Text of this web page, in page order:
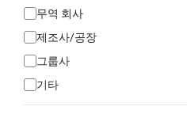
무역 회사
제조사/공장
그룹사
기타